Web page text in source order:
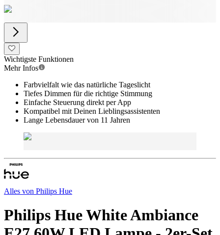
Wichtigste Funktionen
Mehr Infos
Farbvielfalt wie das natürliche Tageslicht
Tiefes Dimmen für die richtige Stimmung
Einfache Steuerung direkt per App
Kompatibel mit Deinen Lieblingsassistenten
Lange Lebensdauer von 11 Jahren
Alles von Philips Hue
Philips Hue White Ambiance